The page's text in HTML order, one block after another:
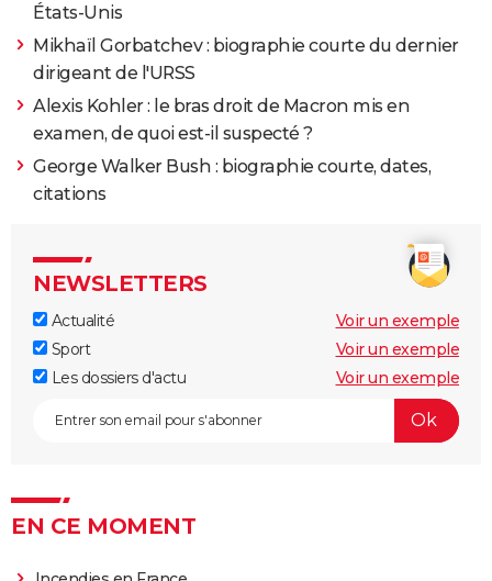
États-Unis
Mikhaïl Gorbatchev : biographie courte du dernier
dirigeant de l'URSS
Alexis Kohler : le bras droit de Macron mis en
examen, de quoi est-il suspecté ?
George Walker Bush : biographie courte, dates,
citations
NEWSLETTERS
Actualité
Voir un exemple
Sport
Voir un exemple
Les dossiers d'actu
Voir un exemple
EN CE MOMENT